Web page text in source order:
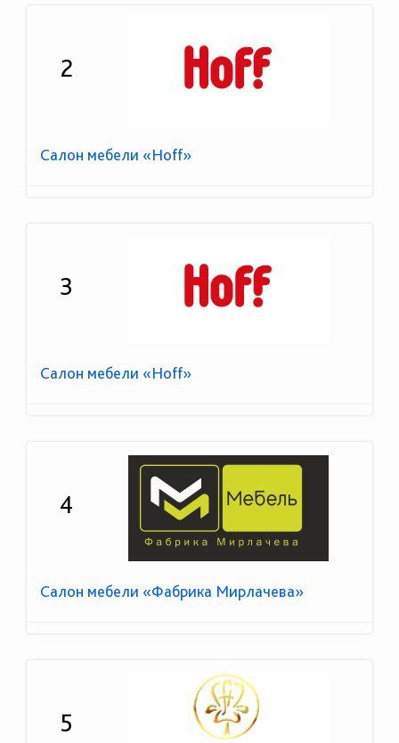
2
Салон мебели «Hoff»
3
Салон мебели «Hoff»
4
Салон мебели «Фабрика Мирлачева»
5